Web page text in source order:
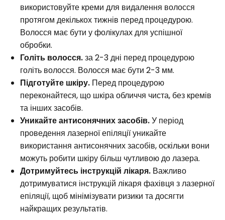
використовуйте креми для видалення волосся
протягом декількох тижнів перед процедурою.
Волосся має бути у фолікулах для успішної
обробки.
Голіть волосся.за 2-3 дні перед процедурою
голіть волосся. Волосся має бути 2-3 мм.
Підготуйте шкіру. Перед процедурою
переконайтеся, що шкіра обличчя чиста, без кремів
та інших засобів.
Уникайте антисонячних засобів.У період
проведення лазерної епіляції уникайте
використання антисонячних засобів, оскільки вони
можуть робити шкіру більш чутливою до лазера.
Дотримуйтесь інструкцій лікаря. Важливо
дотримуватися інструкцій лікаря фахівця з лазерної
епіляції, щоб мінімізувати ризики та досягти
найкращих результатів.